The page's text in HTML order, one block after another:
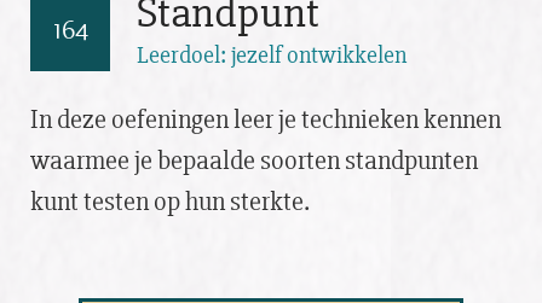
164 Standpunt
Leerdoel: jezelf ontwikkelen
In deze oefeningen leer je technieken kennen
waarmee je bepaalde soorten standpunten
kunt testen op hun sterkte.